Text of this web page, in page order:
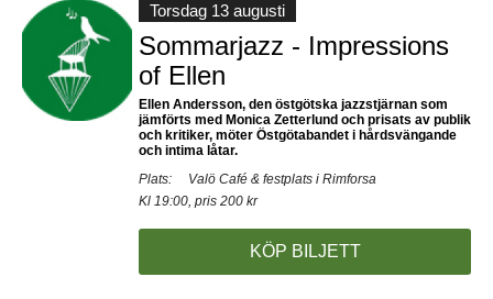
Torsdag 13 augusti
Sommarjazz - Impressions
of Ellen
Ellen Andersson, den östgötska jazzstjärnan som
jämförts med Monica Zetterlund och prisats av publik
och kritiker, möter Östgötabandet i hårdsvängande
och intima låtar.
Plats:
Valö Café & festplats i Rimforsa
Kl 19:00, pris 200 kr
KÖP BILJETT